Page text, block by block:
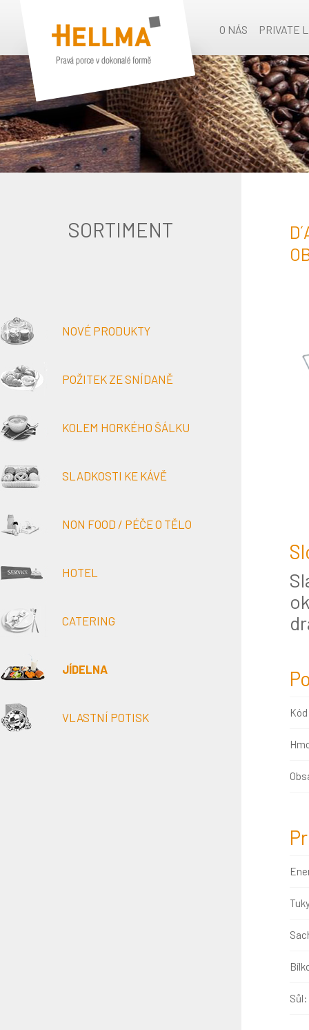
O NÁS PRIVATE
SORTIMENT
NOVÉ PRODUKTY
POŽITEK ZE SNÍDANĚ
KOLEM HORKÉHO ŠÁLKU
SLADKOSTI KE KÁVĚ
NON FOOD / PÉČE O TĚLO
HOTEL
CATERING
JÍDELNA
VLASTNÍ POTISK
Sůl: